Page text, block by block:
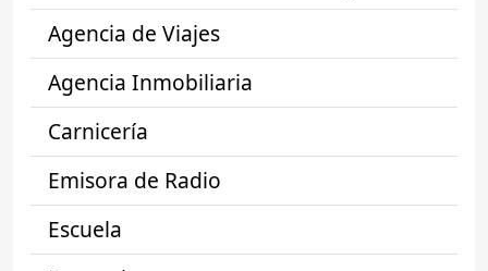
Agencia de Viajes
Agencia Inmobiliaria
Carnicería
Emisora de Radio
Escuela